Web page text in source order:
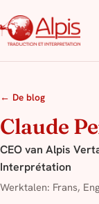
← De blog
Claude
CEO van Alpis
Interprétation
Werktalen: Frans,